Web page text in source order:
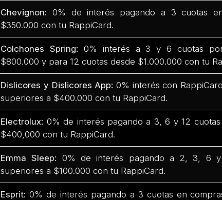
Chevignon: 0% de interés pagando a 3 cuotas
$350.000 con tu RappiCard.
Colchones Spring: 0% interés a 3 y 6 cuotas
$800.000 y para 12 cuotas desde $1.000.000 con tu
Dislicores y Dislicores App: 0% interés con
superiores a $400.000 con tu RappiCard.
Electrolux: 0% de interés pagando a 3, 6 y 12
$400,000 con tu RappiCard.
Emma Sleep: 0% de interés pagando a 2, 3, 6 y
superiores a $100.000 con tu RappiCard.
Esprit:0% de interés pagando a 3 cuotas en